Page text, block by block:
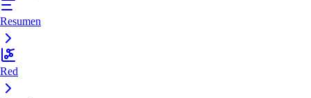
Resumen
Red